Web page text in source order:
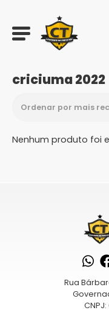
criciuma 2022
Nenhum produto foi
Rua